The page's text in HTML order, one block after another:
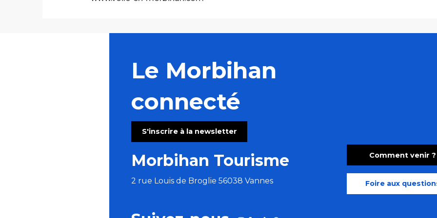
Le Morbihan
connecté
S'inscrire à la newsletter
Morbihan Tourisme
2 rue Louis de Broglie 56038 Vannes
Comment venir ?
Foire aux